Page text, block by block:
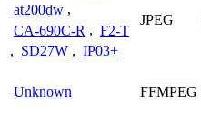
at200dw ,
CA-690C-R , F2-T
, SD27W , IP03+
JPEG
Unknown FFMPEG